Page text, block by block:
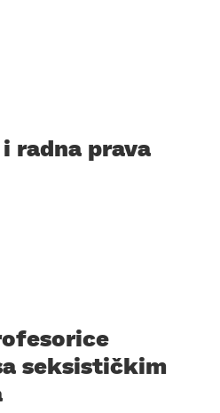
radna prava
seksističkim